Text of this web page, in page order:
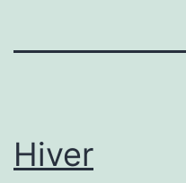
Hiver